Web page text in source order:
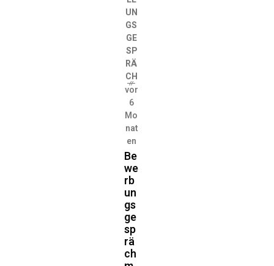
UN
GS
GE
SP
RÄ
CH
vor
6
Mo
nat
en
Be
we
rb
un
gs
ge
sp
rä
ch